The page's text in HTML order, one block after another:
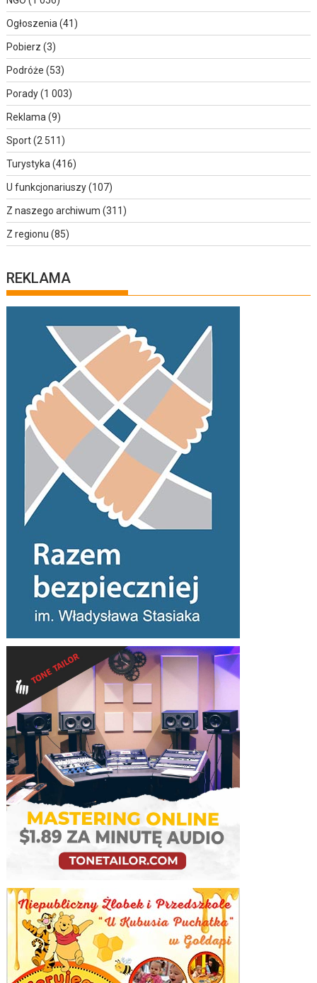
Ogłoszenia (41)
Pobierz (3)
Podróże (53)
Porady(1 003)
Reklama (9)
Sport(2 511)
Turystyka (416)
U funkcjonariuszy(107)
Z naszego archiwum (311)
Z regionu (85)
REKLAMA